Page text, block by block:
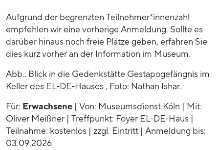
Aufgrund der begrenzten Teilnehmer*innenzahl
empfehlen wir eine vorherige Anmeldung. Sollte es
darüber hinaus noch freie Plätze geben, erfahren Sie
dies kurz vorher an der Information im Museum.
Abb.: Blick in die Gedenkstätte Gestapogefängnis im
Keller des EL-DE-Hauses , Foto: Nathan Ishar.
Für: Erwachsene | Von: Museumsdienst Köln | Mit:
Oliver Meißner | Treffpunkt: Foyer EL-DE-Haus |
Teilnahme: kostenlos | zzgl. Eintritt | Anmeldung bis:
03.09.2026